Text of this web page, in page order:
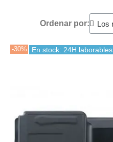
Ordenar por:
-30% En stock: 24H laborables